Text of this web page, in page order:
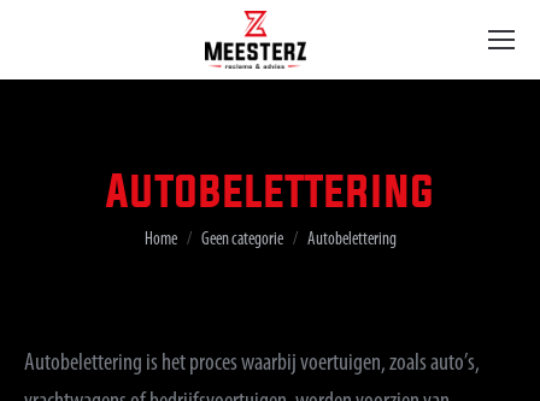
Autobelettering
Je bent hier:
Home Geen categorie Autobelettering
Autobelettering is het proces waarbij voertuigen, zoals auto’s,